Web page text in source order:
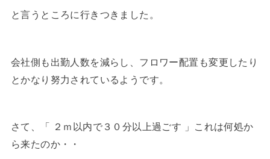
と言うところに行きつきました。
会社側も出勤人数を減らし、フロワー配置も変更したり
とかなり努力されているようです。
さて、「 ２ｍ以内で３０分以上過ごす 」これは何処か
ら来たのか・・